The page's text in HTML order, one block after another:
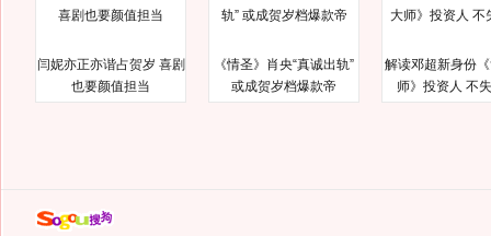
闫妮亦正亦谐占贺岁 喜剧
也要颜值担当
《情圣》肖央“真诚出轨”
或成贺岁档爆款帝
解读邓超新身份
师》投资人 不